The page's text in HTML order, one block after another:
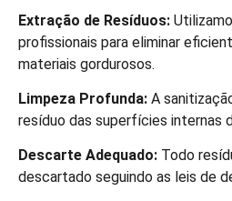
Extração de Resíduos:
profissionais para eliminar
materiais gordurosos.
Limpeza Profunda: A
resíduo das superfícies internas
Descarte Adequado: Todo
descartado seguindo as leis de